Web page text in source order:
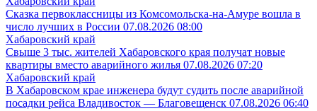
Сказка первоклассницы из Комсомольска-на-Амуре вошла в
число лучших в России 07.08.2026 08:00
Хабаровский край
Свыше 3 тыс. жителей Хабаровского края получат новые
квартиры вместо аварийного жилья 07.08.2026 07:20
Хабаровский край
В Хабаровском крае инженера будут судить после аварийной
посадки рейса Владивосток — Благовещенск 07.08.2026 06:40